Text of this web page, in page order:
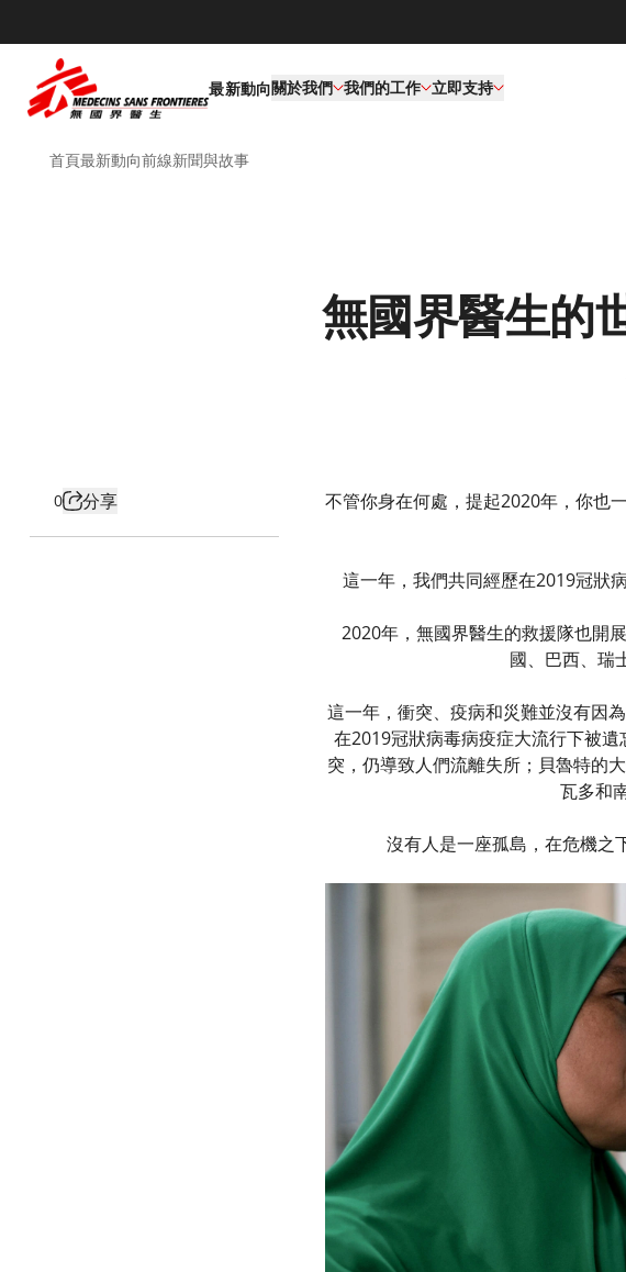
最新動向關於我們 我們的工作​ 立即支持
首頁最新動向前線新聞與故事
無國界醫生的
0 分享
不管你身在何處，提起2020年，你也
這一年，我們共同經歷在2019冠狀
2020年，無國界醫生的救援隊也開
國、巴西、瑞
這一年，衝突、疫病和災難並沒有因
在2019冠狀病毒病疫症大流行下被
突，仍導致人們流離失所；貝魯特的
瓦多和
沒有人是一座孤島，在危機之